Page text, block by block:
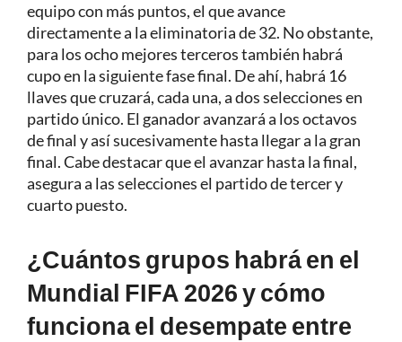
equipo con más puntos, el que avance
directamente a la eliminatoria de 32. No obstante,
para los ocho mejores terceros también habrá
cupo en la siguiente fase final. De ahí, habrá 16
llaves que cruzará, cada una, a dos selecciones en
partido único. El ganador avanzará a los octavos
de final y así sucesivamente hasta llegar a la gran
final. Cabe destacar que el avanzar hasta la final,
asegura a las selecciones el partido de tercer y
cuarto puesto.
¿Cuántos grupos habrá en el
Mundial FIFA 2026 y cómo
funciona el desempate entre